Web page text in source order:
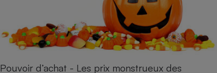
Pouvoir d’achat - Les prix monstrueux des